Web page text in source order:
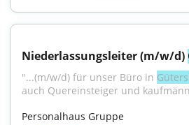
Niederlassungsleiter (m/w/d)
"...(m/w/d) für unser Büro in
auch Quereinsteiger und
Personalhaus Gruppe